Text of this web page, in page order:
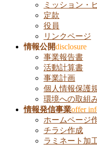
ミッション・
定款
役員
リンクページ
情報公開disclosure
事業報告書
活動計算書
事業計画
個人情報保護
環境への取組
情報発信事業offer
ホームページ
チラシ作成
ラミネート加